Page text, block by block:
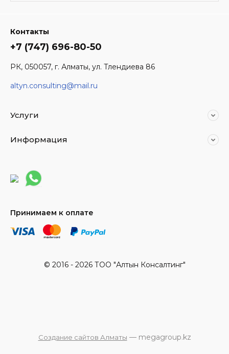
Контакты
+7 (747) 696-80-50
РК, 050057, г. Алматы, ул. Тлендиева 86
altyn.consulting@mail.ru
Услуги
Информация
Принимаем к оплате
© 2016 - 2026 ТОО "Алтын Консалтинг"
Создание сайтов Алматы — megagroup.kz